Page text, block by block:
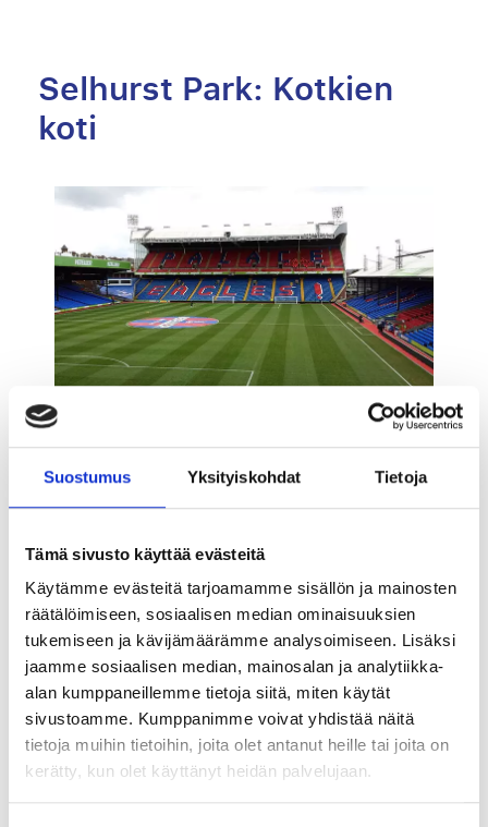
Suostumus Yksityiskohdat Tietoja
Tämä sivusto käyttää evästeitä
Käytämme evästeitä tarjoamamme sisällön ja mainosten
räätälöimiseen, sosiaalisen median ominaisuuksien
tukemiseen ja kävijämäärämme analysoimiseen. Lisäksi
jaamme sosiaalisen median, mainosalan ja analytiikka-
alan kumppaneillemme tietoja siitä, miten käytät
sivustoamme. Kumppanimme voivat yhdistää näitä
tietoja muihin tietoihin, joita olet antanut heille tai joita on
kerätty, kun olet käyttänyt heidän palvelujaan.
Selhurst Park: Kotkien
koti
Crystal Palace pelasi Crystal Palacen
stadionilla ja Croydon Commonissa sen
jälkeen, kun se perustettiin vuonna 1905. Uusi
rakentamista varten. Tästä tuli legendaarinen
Selhurst Park. Stadionilla oli vain yksi katsomo,
kun se avattiin vuonna 1924: pääkatsomo, joka
on käytössä tänäkin päivänä. Kotijoukkue
hävisi pelin 1-0 Sheffield Wednesdaylle 25 000
katsojan edessä.
Stadionilla pidettiin jalkapallo-ottelujen lisäksi
myös nyrkkeily- ja krikettiotteluja. Siellä
pelattiin myös vuoden 1948